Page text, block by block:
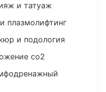
и татуаж
плазмолифтинг
и подология
co2